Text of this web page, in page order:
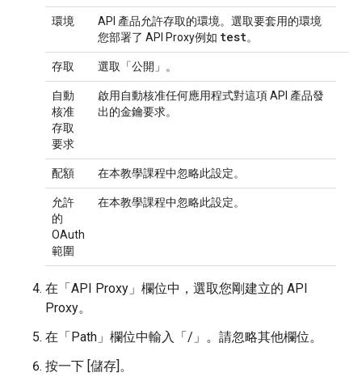
環境
API 產品允許存取的環境。選取要套用的環境
您部署了 API Proxy例如 test。
存取 選取「公開」 。
自動
核准
存取
要求
啟用自動核准任何應用程式對這項 API 產品發
出的金鑰要求。
配額 在本教學課程中忽略此設定。
允許
的
OAuth
範圍
在本教學課程中忽略此設定。
在「API Proxy」 欄位中，選取您剛建立的 API
Proxy。
在「Path」 欄位中輸入「/」。請忽略其他欄位。
按一下 [儲存] 。